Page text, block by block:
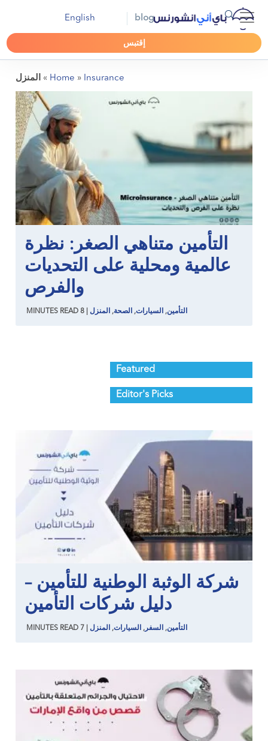
blog
English
إقتبس
Home » Insurance
» المنزل
التأمين متناهي الصغر: نظرة
عالمية ومحلية على التحديات
والفرص
التأمين, السيارات, الصحة, المنزل 8
MINUTES READ
Featured
Editor's Picks
شركة الوثبة الوطنية للتأمين –
دليل شركات التأمين
التأمين, السفر , السيارات, المنزل 7
MINUTES READ